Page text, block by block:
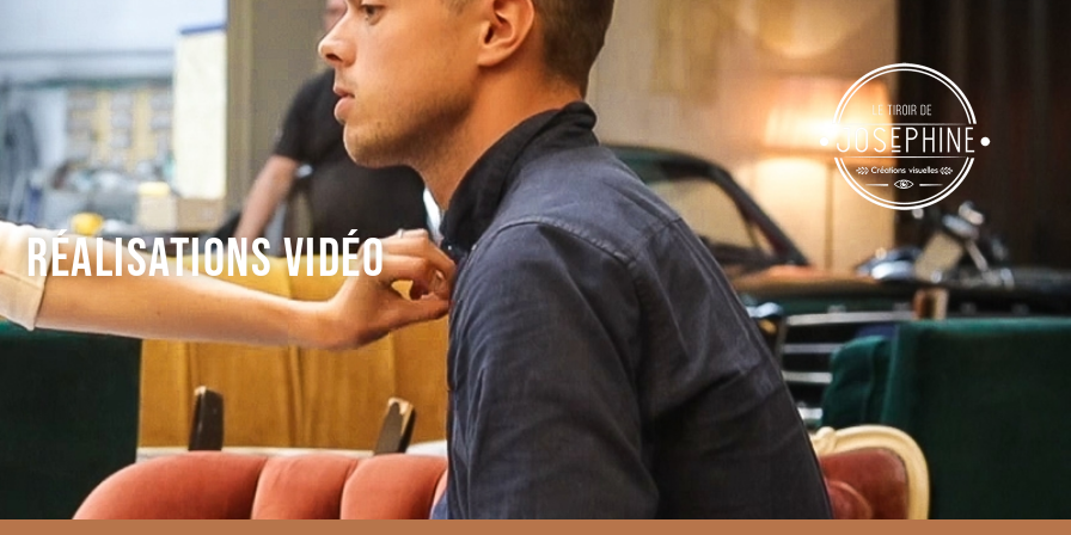
RÉALISATIONS VIDÉO